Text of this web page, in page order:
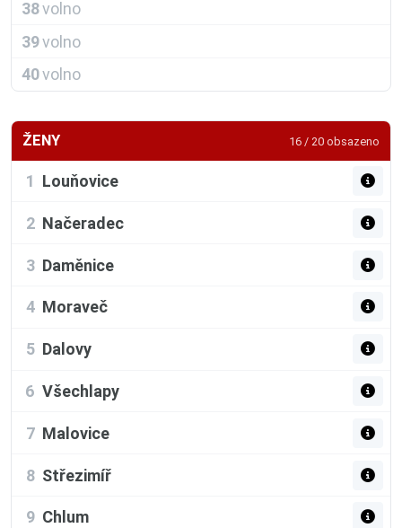
38volno
39volno
40volno
ŽENY 16 / 20 obsazeno
1 Louňovice
2 Načeradec
3 Daměnice
4 Moraveč
5 Dalovy
6 Všechlapy
7 Malovice
8 Střezimíř
9 Chlum